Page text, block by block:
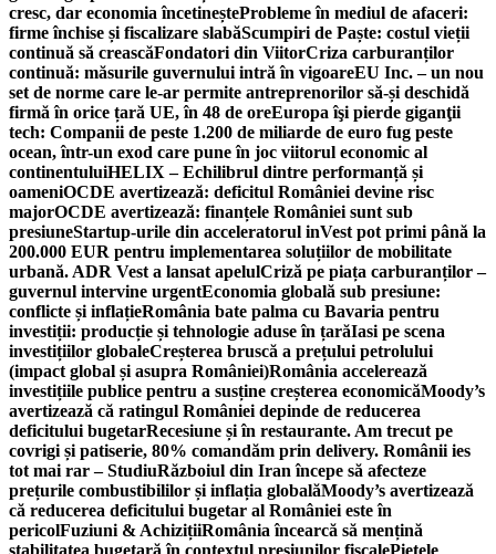
cresc, dar economia încetineșteProbleme în mediul de afaceri:
firme închise și fiscalizare slabăScumpiri de Paște: costul vieții
continuă să creascăFondatori din ViitorCriza carburanților
continuă: măsurile guvernului intră în vigoareEU Inc. – un nou
set de norme care le-ar permite antreprenorilor să-și deschidă
firmă în orice țară UE, în 48 de oreEuropa îşi pierde giganţii
tech: Companii de peste 1.200 de miliarde de euro fug peste
ocean, într-un exod care pune în joc viitorul economic al
continentuluiHELIX – Echilibrul dintre performanță și
oameniOCDE avertizează: deficitul României devine risc
majorOCDE avertizează: finanțele României sunt sub
presiuneStartup-urile din acceleratorul inVest pot primi până la
200.000 EUR pentru implementarea soluțiilor de mobilitate
urbană. ADR Vest a lansat apelulCriză pe piața carburanților –
guvernul intervine urgentEconomia globală sub presiune:
conflicte și inflațieRomânia bate palma cu Bavaria pentru
investiții: producție și tehnologie aduse în țarăIasi pe scena
investițiilor globaleCreșterea bruscă a prețului petrolului
(impact global și asupra României)România accelerează
investițiile publice pentru a susține creșterea economicăMoody’s
avertizează că ratingul României depinde de reducerea
deficitului bugetarRecesiune și în restaurante. Am trecut pe
covrigi și patiserie, 80% comandăm prin delivery. Românii ies
tot mai rar – StudiuRăzboiul din Iran începe să afecteze
prețurile combustibililor și inflația globalăMoody’s avertizează
că reducerea deficitului bugetar al României este în
pericolFuziuni & AchizițiiRomânia încearcă să mențină
stabilitatea bugetară în contextul presiunilor fiscalePiețele